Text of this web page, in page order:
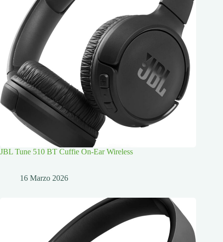
JBL Tune 510 BT Cuffie On-Ear Wireless
16 Marzo 2026